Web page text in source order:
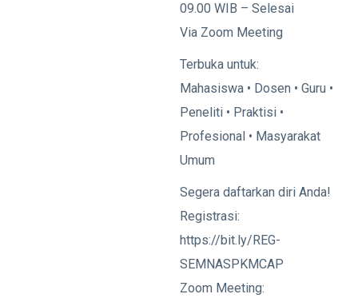
09.00 WIB – Selesai
Via Zoom Meeting
Terbuka untuk:
Mahasiswa • Dosen • Guru •
Peneliti • Praktisi •
Profesional • Masyarakat
Umum
Segera daftarkan diri Anda!
Registrasi:
https://bit.ly/REG-
SEMNASPKMCAP
Zoom Meeting: